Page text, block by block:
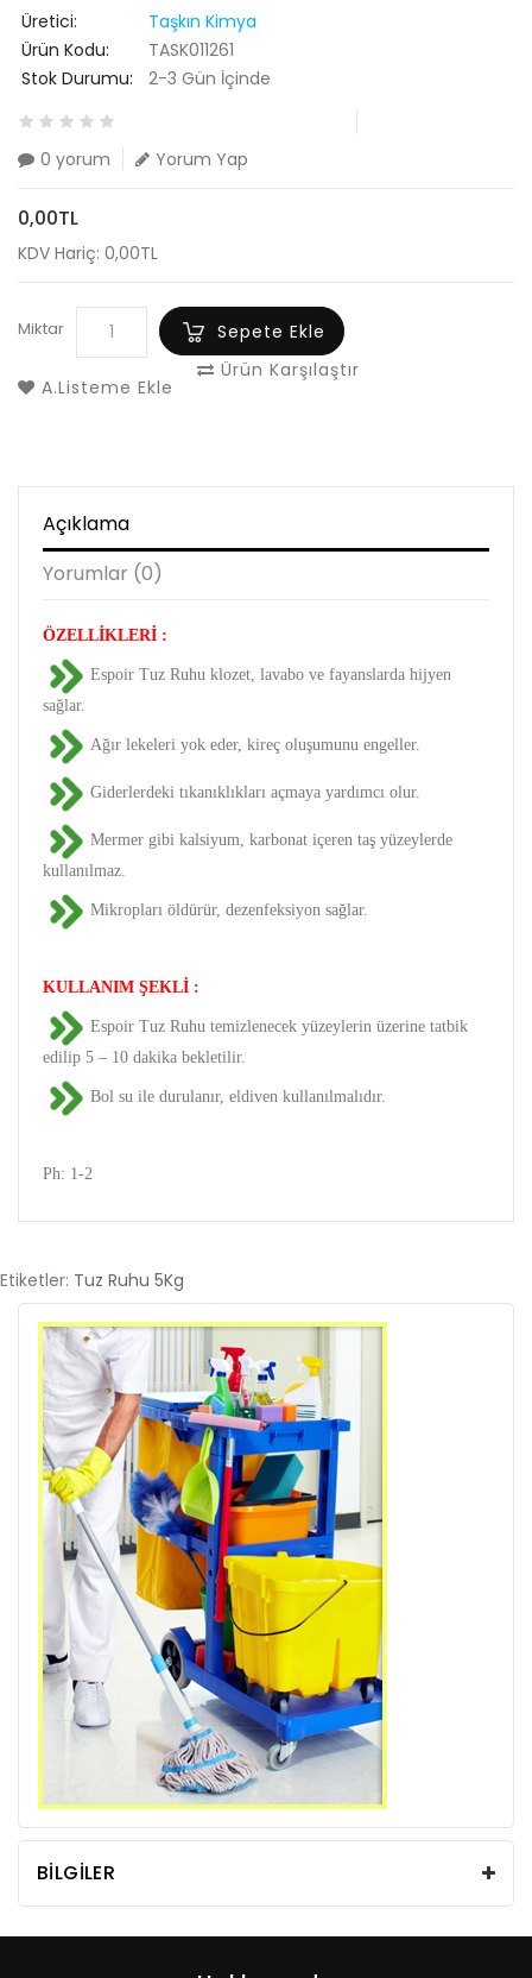
Üretici:
Taşkın Kimya
Ürün Kodu:
TASK011261
Stok Durumu:
2-3 Gün İçinde
0 yorum Yorum Yap
0,00TL
KDV Hariç: 0,00TL
Miktar Sepete Ekle
A.Listeme Ekle
Ürün Karşılaştır
Açıklama
Yorumlar (0)
ÖZELLİKLERİ :
Espoir Tuz Ruhu klozet, lavabo ve fayanslarda hijyen
sağlar.
Ağır lekeleri yok eder, kireç oluşumunu engeller.
Giderlerdeki tıkanıklıkları açmaya yardımcı olur.
Mermer gibi kalsiyum, karbonat içeren taş yüzeylerde
kullanılmaz.
Mikropları öldürür, dezenfeksiyon sağlar.
KULLANIM ŞEKLİ :
Espoir Tuz Ruhu temizlenecek yüzeylerin üzerine tatbik
edilip 5 – 10 dakika bekletilir.
Bol su ile durulanır, eldiven kullanılmalıdır.
Ph: 1-2
Etiketler: Tuz Ruhu 5Kg
BILGILER